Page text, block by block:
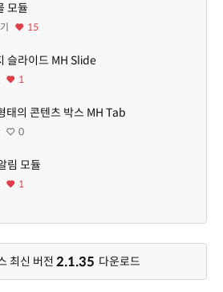
모듈
15
슬라이드 MH Slide
1
태의 콘텐츠 박스 MH Tab
0
림 모듈
1
최신 버전 2.1.35 다운로드